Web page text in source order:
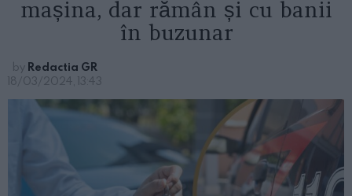
mașina, dar rămân și cu banii
în buzunar
by Redactia GR
18/03/2024, 13:43